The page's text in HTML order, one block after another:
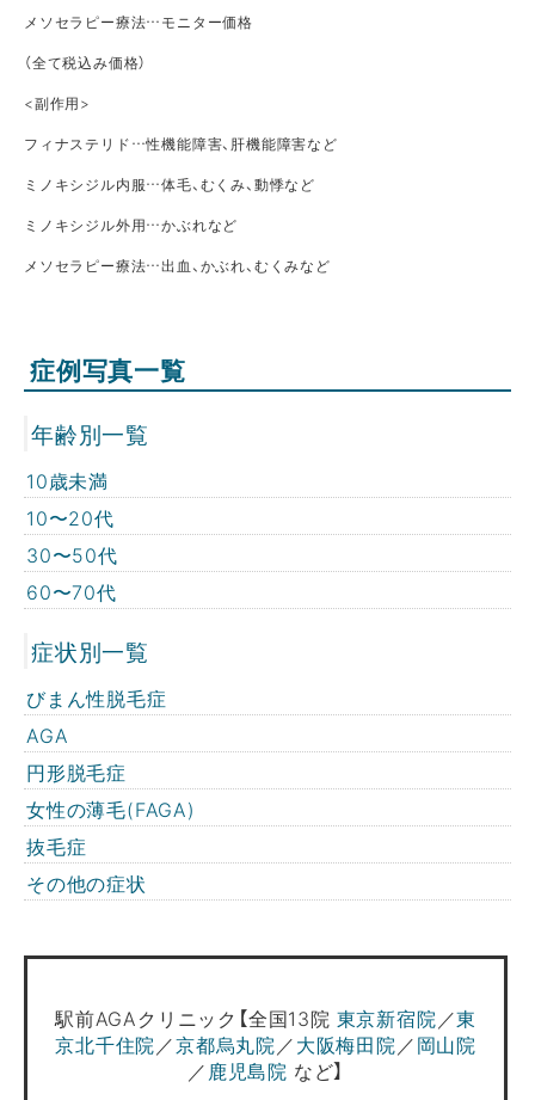
メソセラピー療法…モニター価格
（全て税込み価格）
<副作用>
フィナステリド…性機能障害、肝機能障害など
ミノキシジル内服…体毛、むくみ、動悸など
ミノキシジル外用…かぶれなど
メソセラピー療法…出血、かぶれ、むくみなど
症例写真一覧
年齢別一覧
10歳未満
10〜20代
30〜50代
60〜70代
症状別一覧
びまん性脱毛症
AGA
円形脱毛症
女性の薄毛(FAGA)
抜毛症
その他の症状
駅前AGAクリニック【全国13院 東京新宿院／東
京北千住院／京都烏丸院／大阪梅田院／岡山院
／ 鹿児島院 など】